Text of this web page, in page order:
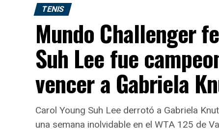
TENIS
Mundo Challenger
Suh Lee fue
vencer a Gabriela
Carol Young Suh Lee derrotó a Gabriela
una semana inolvidable en el WTA 125 de